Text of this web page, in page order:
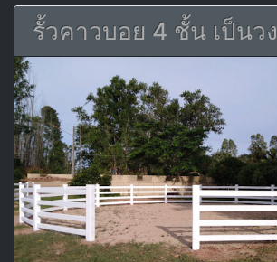
รั้วคาวบอย 4 ชั้น เป็นวง